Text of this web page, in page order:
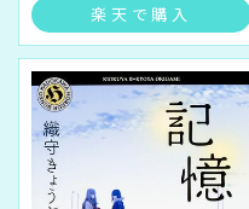
楽天で購入